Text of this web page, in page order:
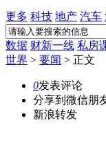
更多 科技 地产 汽车
数据 财新一线 私房
世界 > 要闻 > 正文
0发表评论
分享到微信朋
新浪转发